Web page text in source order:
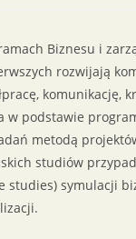
Biznesu i
rozwijają
komunikację,
w podstawie
metodą
studiów
studies) symulacji